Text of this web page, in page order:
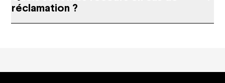
réclamation ?